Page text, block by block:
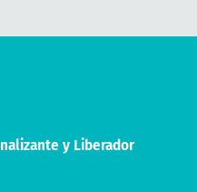
y Liberador